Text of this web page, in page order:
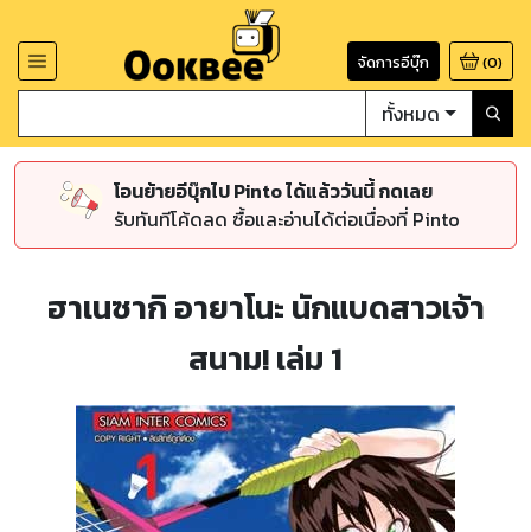
จัดการอีบุ๊ก (0)
ทั้งหมด
โอนย้ายอีบุ๊กไป Pinto ได้แล้ววันนี้ กดเลย
รับทันทีโค้ดลด ซื้อและอ่านได้ต่อเนื่องที่ Pinto
ฮาเนซากิ อายาโนะ นักแบดสาวเจ้า
สนาม! เล่ม 1